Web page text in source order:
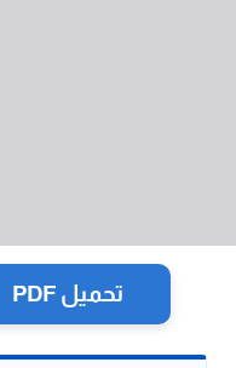
تحميل PDF